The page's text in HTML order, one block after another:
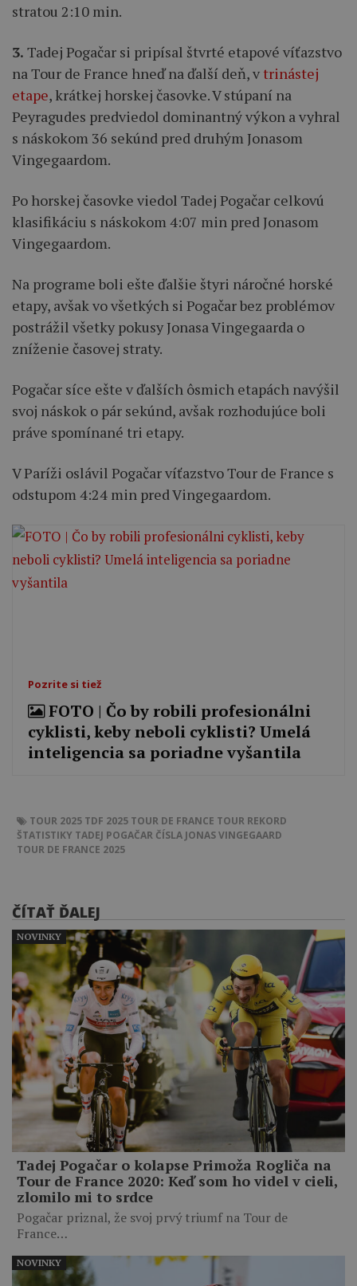
stratou 2:10 min.
3. Tadej Pogačar si pripísal štvrté etapové víťazstvo
na Tour de France hneď na ďalší deň, vtrinástej
etape, krátkej horskej časovke. V stúpaní na
Peyragudes predviedol dominantný výkon a vyhral
s náskokom 36 sekúnd pred druhým Jonasom
Vingegaardom.
Po horskej časovke viedol Tadej Pogačar celkovú
klasifikáciu s náskokom 4:07 min pred Jonasom
Vingegaardom.
Na programe boli ešte ďalšie štyri náročné horské
etapy, avšak vo všetkých si Pogačar bez problémov
postrážil všetky pokusy Jonasa Vingegaarda o
zníženie časovej straty.
Pogačar síce ešte v ďalších ôsmich etapách navýšil
svoj náskok o pár sekúnd, avšak rozhodujúce boli
práve spomínané tri etapy.
V Paríži oslávil Pogačar víťazstvo Tour de France s
odstupom 4:24 min pred Vingegaardom.
Pozrite si tiež
FOTO ‎| Čo by robili profesionálni
cyklisti, keby neboli cyklisti? Umelá
inteligencia sa poriadne vyšantila
TOUR 2025 TDF 2025 TOUR DE FRANCE TOUR REKORD
ŠTATISTIKY TADEJ POGAČAR ČÍSLA JONAS VINGEGAARD
TOUR DE FRANCE 2025
ČÍTAŤ ĎALEJ
Tadej Pogačar o kolapse Primoža Rogliča na
Tour de France 2020: Keď som ho videl v cieli,
zlomilo mi to srdce
Pogačar priznal, že svoj prvý triumf na Tour de
France…
NOVINKY
NOVINKY